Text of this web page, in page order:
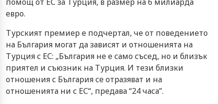
евро.
Турският премиер е подчертал, че от поведението
на България могат да зависят и отношенията на
Турция с ЕС: „България не е само съсед, но и близък
приятел и съюзник на Турция. И тези близки
отношения с България се отразяват и на
отношенията ни с ЕС“, предава “24 часа”.